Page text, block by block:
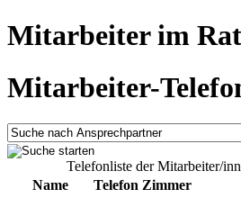
Mitarbeiter im
Mitarbeiter-
Telefonliste der Mitarbeiter/
Name
Telefon Zimmer